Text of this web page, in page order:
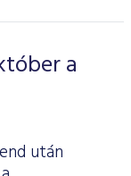
a
után